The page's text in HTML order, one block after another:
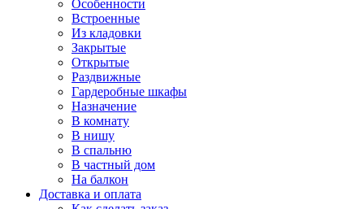
Особенности
Встроенные
Из кладовки
Закрытые
Открытые
Раздвижные
Гардеробные шкафы
Назначение
В комнату
В нишу
В спальню
В частный дом
На балкон
Доставка и оплата